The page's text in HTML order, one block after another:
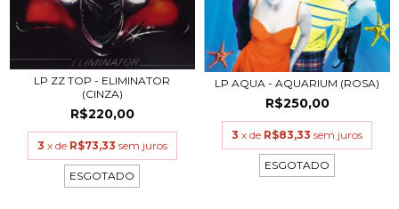
LP ZZ TOP - ELIMINATOR
(CINZA)
R$220,00
3 x de R$73,33 sem juros
ESGOTADO
LP AQUA - AQUARIUM (ROSA)
R$250,00
3 x de R$83,33 sem juros
ESGOTADO